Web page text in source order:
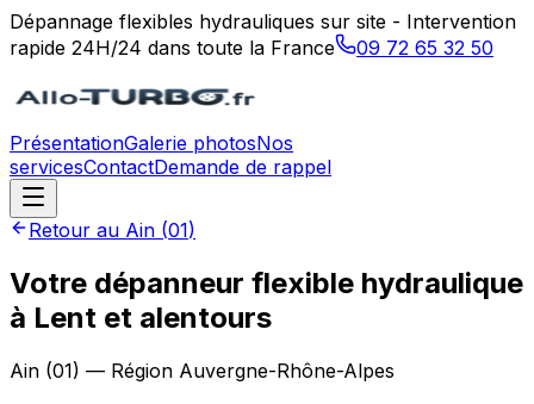
Dépannage flexibles hydrauliques sur site - Intervention
rapide 24H/24 dans toute la France
09 72 65 32 50
PrésentationGalerie photosNos
servicesContactDemande de rappel
Retour au Ain (01)
Votre dépanneur flexible hydraulique
à Lent et alentours
Ain (01) — Région Auvergne-Rhône-Alpes